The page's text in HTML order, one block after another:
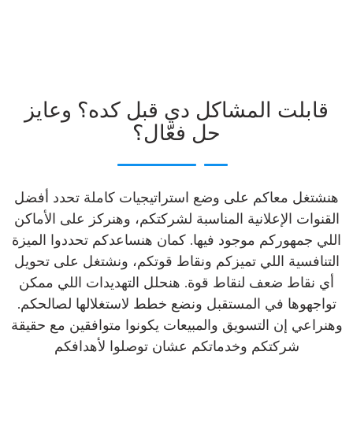
قابلت المشاكل دي قبل كده؟ وعايز
حل فعّال؟
هنشتغل معاكم على وضع استراتيجيات كاملة تحدد أفضل
القنوات الإعلانية المناسبة لشركتكم، وهنركز على الأماكن
اللي جمهوركم موجود فيها. كمان هنساعدكم تحددوا الميزة
التنافسية اللي تميزكم ونقاط قوتكم، ونشتغل على تحويل
أي نقاط ضعف لنقاط قوة. هنحلل التهديدات اللي ممكن
تواجهوها في المستقبل ونضع خطط لاستغلالها لصالحكم.
وهنراعي إن التسويق والمبيعات يكونوا متوافقين مع حقيقة
شركتكم وخدماتكم عشان توصلوا لأهدافكم